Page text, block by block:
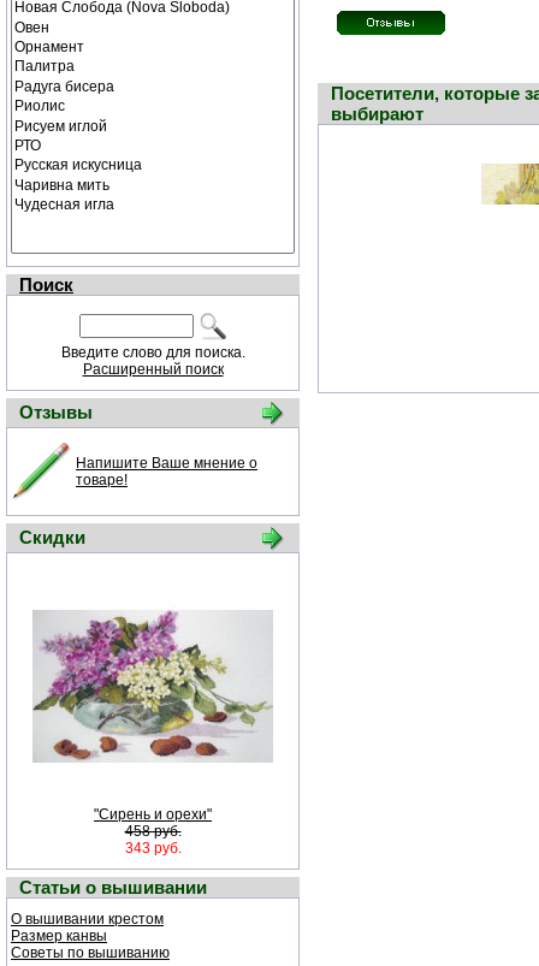
Поиск
Введите слово для поиска.
Расширенный поиск
Отзывы
Напишите Ваше мнение о
товаре!
Скидки
"Сирень и орехи"
458 руб.
343 руб.
Статьи о вышивании
О вышивании крестом
Размер канвы
Советы по вышиванию
Посетители, которые
выбирают